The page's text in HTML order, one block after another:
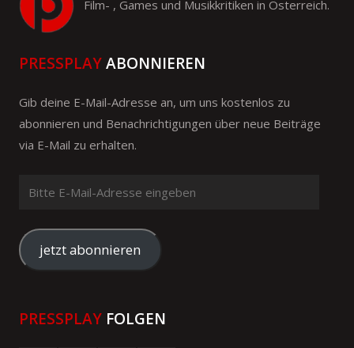
Film- , Games und Musikkritiken in Österreich.
PRESSPLAYABONNIEREN
Gib deine E-Mail-Adresse an, um uns kostenlos zu
abonnieren und Benachrichtigungen über neue Beiträge
via E-Mail zu erhalten.
Mail-
Adresse
eingeben
jetzt abonnieren
PRESSPLAY FOLGEN